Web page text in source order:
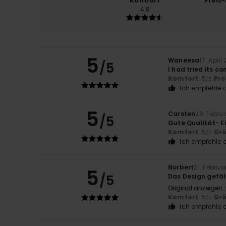
4.8
5/5 Waneesa17. April
I had tried its
Komfort: 5/5
Ich empfehle
5/5 Carsten28.
Gute Qualität-
Komfort: 5/5
Ich empfehle
5/5
Norbert21.
Das Design
Original anzeigen -
Komfort: 5/5
Ich empfehle